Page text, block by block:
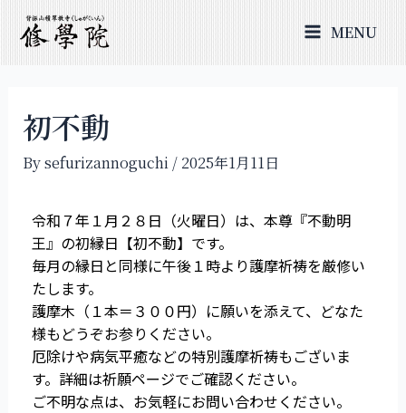
MENU
初不動
Bysefurizannoguchi / 2025年1月11日
令和７年１月２８日（火曜日）は、本尊『不動明
王』の初縁日【初不動】です。
毎月の縁日と同様に午後１時より護摩祈祷を厳修い
たします。
護摩木（１本＝３００円）に願いを添えて、どなた
様もどうぞお参りください。
厄除けや病気平癒などの特別護摩祈祷もございま
す。詳細は祈願ページでご確認ください。
ご不明な点は、お気軽にお問い合わせください。